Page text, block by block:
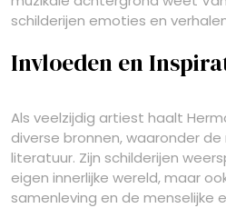
schilderijen emoties en
Invloeden en
Als veelzijdig artiest haalt
diverse bronnen, waaronder de
literatuur. Zijn schilderijen
eigen innerlijke wereld, maar
samenleving en de menselijke